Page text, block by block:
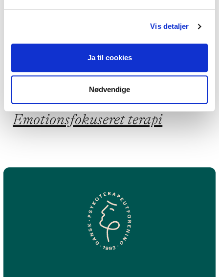
Vis detaljer
Ja til cookies
Nødvendige
Jeg praktiserer følgende
Kognitiv adfærdsterapi,
Metakognitiv terapi,
Emotionsfokuseret terapi